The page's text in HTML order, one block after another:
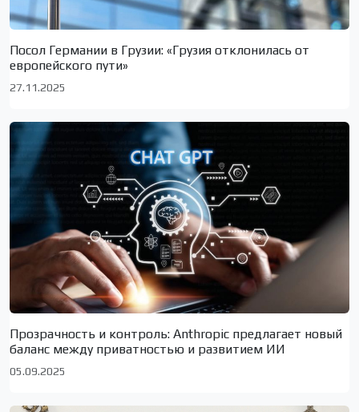
Посол Германии в Грузии: «Грузия отклонилась от
европейского пути»
27.11.2025
Прозрачность и контроль: Anthropic предлагает новый
баланс между приватностью и развитием ИИ
05.09.2025